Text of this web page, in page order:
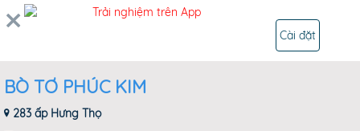
BÒ TƠ PHÚC KIM
283 ấp Hưng Thọ
Trải nghiệm trên App
Cài đặt